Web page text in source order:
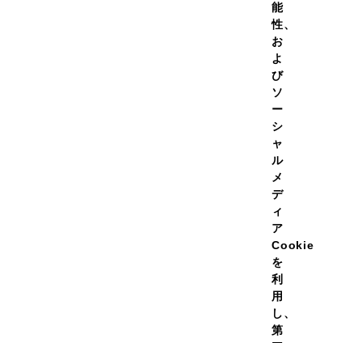
プロテイン
レモン風味
プレミアムチョコレート
トロピカルマンゴー
風味選択：レモン
容量選択：315g＋タオル：
能
性、
お
よ
び
ソ
ー
シ
ャ
ル
メ
デ
ィ
ア
Cookie
を
利
用
し、
第